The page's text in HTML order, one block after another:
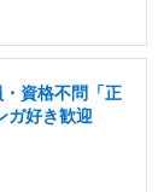
資格不問「正
ガ好き歓迎